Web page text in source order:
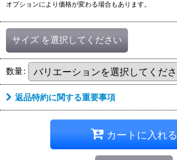
オプションにより価格が変わる場合もあります。
サイズ を選択してください
数量:
返品特約に関する重要事項
カートに入れる